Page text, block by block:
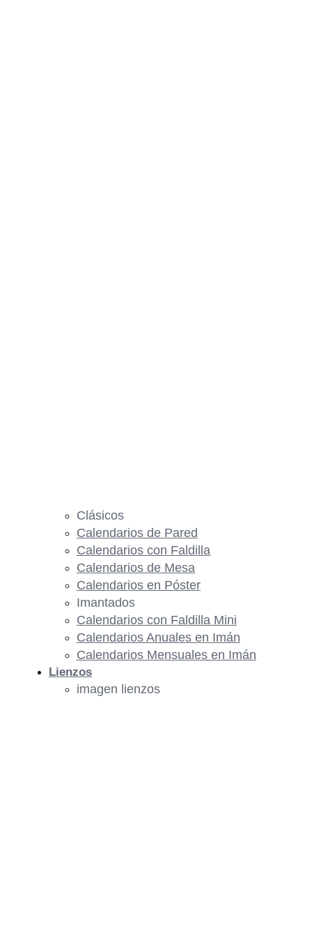
Clásicos
Calendarios de Pared
Calendarios con Faldilla
Calendarios de Mesa
Calendarios en Póster
Imantados
Calendarios con Faldilla Mini
Calendarios Anuales en Imán
Calendarios Mensuales en Imán
Lienzos
imagen lienzos